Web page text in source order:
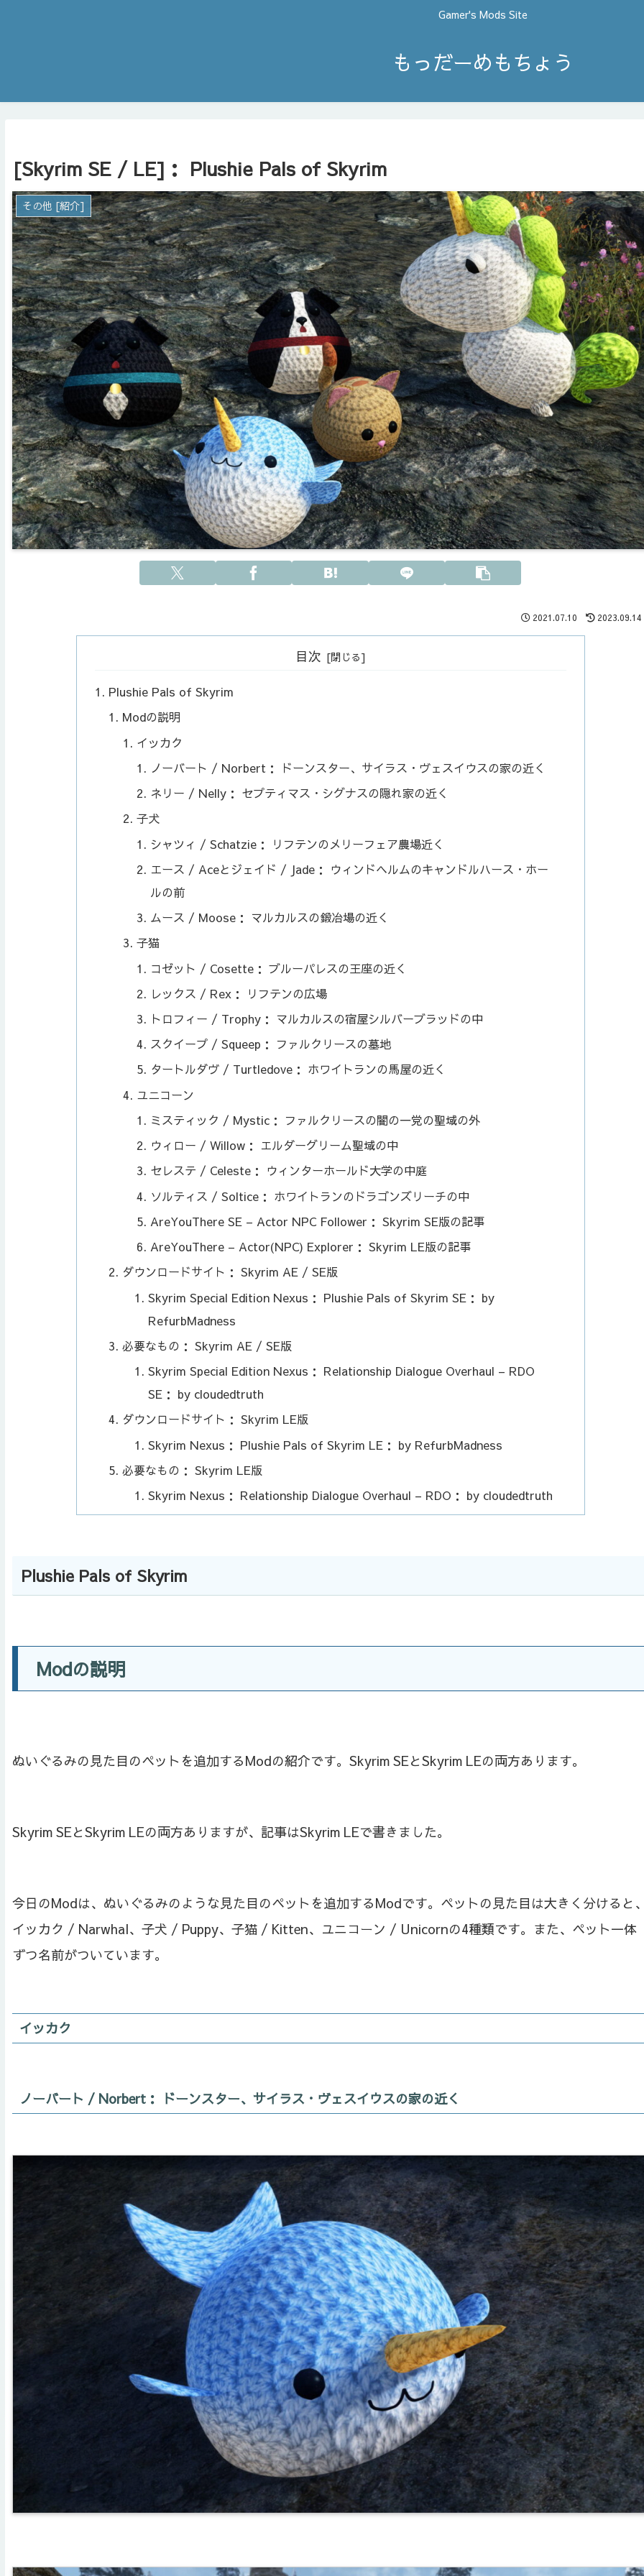
Gamer's Mods Site
もっだーめもちょう
[Skyrim SE / LE]： Plushie Pals of Skyrim
その他 [紹介]
2021.07.10 2023.09.14
目次
Plushie Pals of Skyrim
Modの説明
イッカク
ノーバート / Norbert： ドーンスター、サイラス・ヴェスイウスの家の近く
ネリー / Nelly： セプティマス・シグナスの隠れ家の近く
子犬
シャツィ / Schatzie： リフテンのメリーフェア農場近く
エース / Aceとジェイド / Jade： ウィンドヘルムのキャンドルハース・ホー
ルの前
ムース / Moose： マルカルスの鍛冶場の近く
子猫
コゼット / Cosette： ブルーパレスの王座の近く
レックス / Rex： リフテンの広場
トロフィー / Trophy： マルカルスの宿屋シルバーブラッドの中
スクイープ / Squeep： ファルクリースの墓地
タートルダヴ / Turtledove： ホワイトランの馬屋の近く
ユニコーン
ミスティック / Mystic： ファルクリースの闇の一党の聖域の外
ウィロー / Willow： エルダーグリーム聖域の中
セレステ / Celeste： ウィンターホールド大学の中庭
ソルティス / Soltice： ホワイトランのドラゴンズリーチの中
AreYouThere SE – Actor NPC Follower： Skyrim SE版の記事
AreYouThere – Actor(NPC) Explorer： Skyrim LE版の記事
ダウンロードサイト： Skyrim AE / SE版
Skyrim Special Edition Nexus： Plushie Pals of Skyrim SE： by
RefurbMadness
必要なもの： Skyrim AE / SE版
Skyrim Special Edition Nexus： Relationship Dialogue Overhaul – RDO
SE： by cloudedtruth
ダウンロードサイト： Skyrim LE版
Skyrim Nexus： Plushie Pals of Skyrim LE： by RefurbMadness
必要なもの： Skyrim LE版
Skyrim Nexus： Relationship Dialogue Overhaul – RDO： by cloudedtruth
Plushie Pals of Skyrim
Modの説明
ぬいぐるみの見た目のペットを追加するModの紹介です。Skyrim SEとSkyrim LEの両方あります。
Skyrim SEとSkyrim LEの両方ありますが、記事はSkyrim LEで書きました。
今日のModは、ぬいぐるみのような見た目のペットを追加するModです。ペットの見た目は大きく分けると
イッカク / Narwhal、子犬 / Puppy、子猫 / Kitten、ユニコーン / Unicornの4種類です。また、ペット一体
ずつ名前がついています。
イッカク
ノーバート / Norbert： ドーンスター、サイラス・ヴェスイウスの家の近く